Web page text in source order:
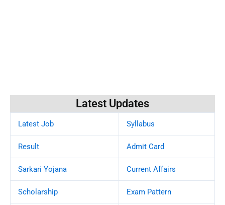
Latest Updates
Latest Job Syllabus
Result Admit Card
Sarkari Yojana Current Affairs
Scholarship Exam Pattern